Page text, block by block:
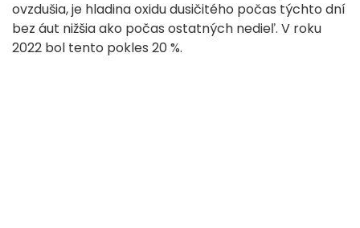
ovzdušia, je hladina oxidu dusičitého počas týchto dní
bez áut nižšia ako počas ostatných nedieľ. V roku
2022 bol tento pokles 20 %.